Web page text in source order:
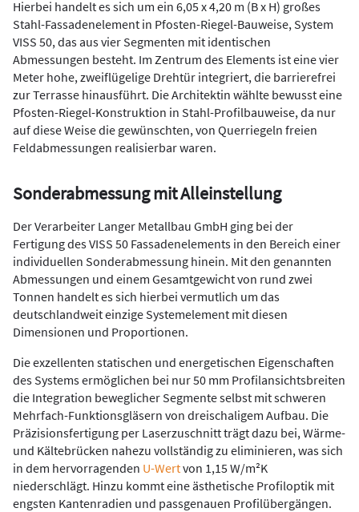
Hierbei handelt es sich um ein 6,05 x 4,20 m (B x H) großes
Stahl-Fassadenelement in Pfosten-Riegel-Bauweise, System
VISS 50, das aus vier Segmenten mit identischen
Abmessungen besteht. Im Zentrum des Elements ist eine vier
Meter hohe, zweiflügelige Drehtür integriert, die barrierefrei
zur Terrasse hinausführt. Die Architektin wählte bewusst eine
Pfosten-Riegel-Konstruktion in Stahl-Profilbauweise, da nur
auf diese Weise die gewünschten, von Querriegeln freien
Feldabmessungen realisierbar waren.
Sonderabmessung mit Alleinstellung
Der Verarbeiter Langer Metallbau GmbH ging bei der
Fertigung des VISS 50 Fassadenelements in den Bereich einer
individuellen Sonderabmessung hinein. Mit den genannten
Abmessungen und einem Gesamtgewicht von rund zwei
Tonnen handelt es sich hierbei vermutlich um das
deutschlandweit einzige Systemelement mit diesen
Dimensionen und Proportionen.
Die exzellenten statischen und energetischen Eigenschaften
des Systems ermöglichen bei nur 50 mm Profilansichtsbreiten
die Integration beweglicher Segmente selbst mit schweren
Mehrfach-Funktionsgläsern von dreischaligem Aufbau. Die
Präzisionsfertigung per Laserzuschnitt trägt dazu bei, Wärme-
und Kältebrücken nahezu vollständig zu eliminieren, was sich
in dem hervorragenden U-Wertvon 1,15 W/m²K
niederschlägt. Hinzu kommt eine ästhetische Profiloptik mit
engsten Kantenradien und passgenauen Profilübergängen.